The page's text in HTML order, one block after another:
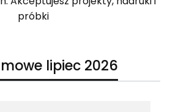
próbki
lipiec 2026